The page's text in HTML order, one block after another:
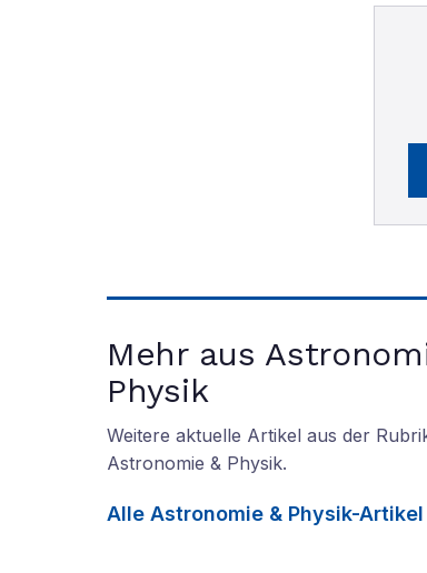
Mehr aus
Physik
Weitere aktuelle Artikel aus der
Astronomie & Physik.
Alle Astronomie & Physik-Artikel